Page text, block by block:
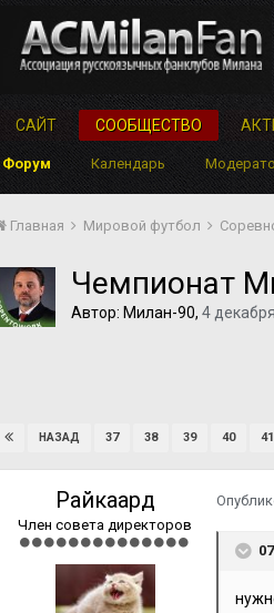
САЙТ СООБЩЕСТВО
Форум Календарь
Главная Мировой футбол
Чемпионат
Автор: Милан-90, 4
НАЗАД 37 38 39 40 41
Райкаард
Член совета директоров